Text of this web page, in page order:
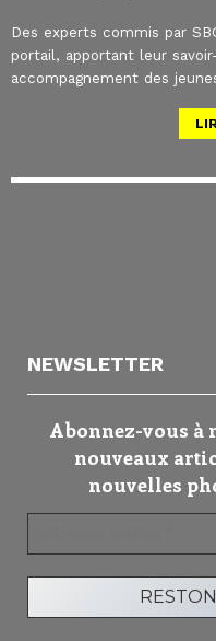
Des experts commis par
portail, apportant leur
accompagnement des
NEWSLETTER
Abonnez-vous à
nouveaux
nouvelles